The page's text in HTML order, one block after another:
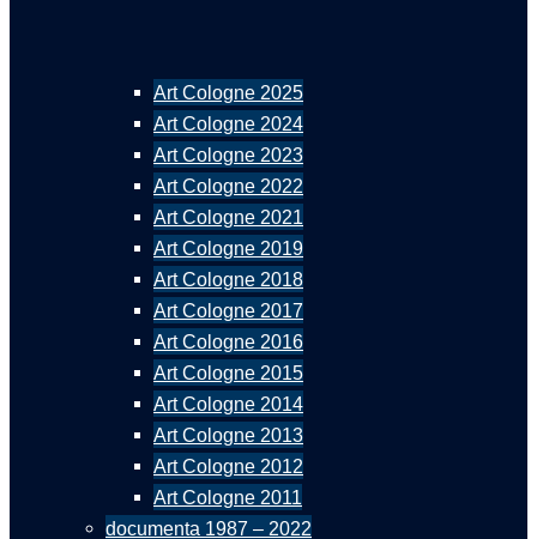
Art Cologne 2025
Art Cologne 2024
Art Cologne 2023
Art Cologne 2022
Art Cologne 2021
Art Cologne 2019
Art Cologne 2018
Art Cologne 2017
Art Cologne 2016
Art Cologne 2015
Art Cologne 2014
Art Cologne 2013
Art Cologne 2012
Art Cologne 2011
documenta 1987 – 2022